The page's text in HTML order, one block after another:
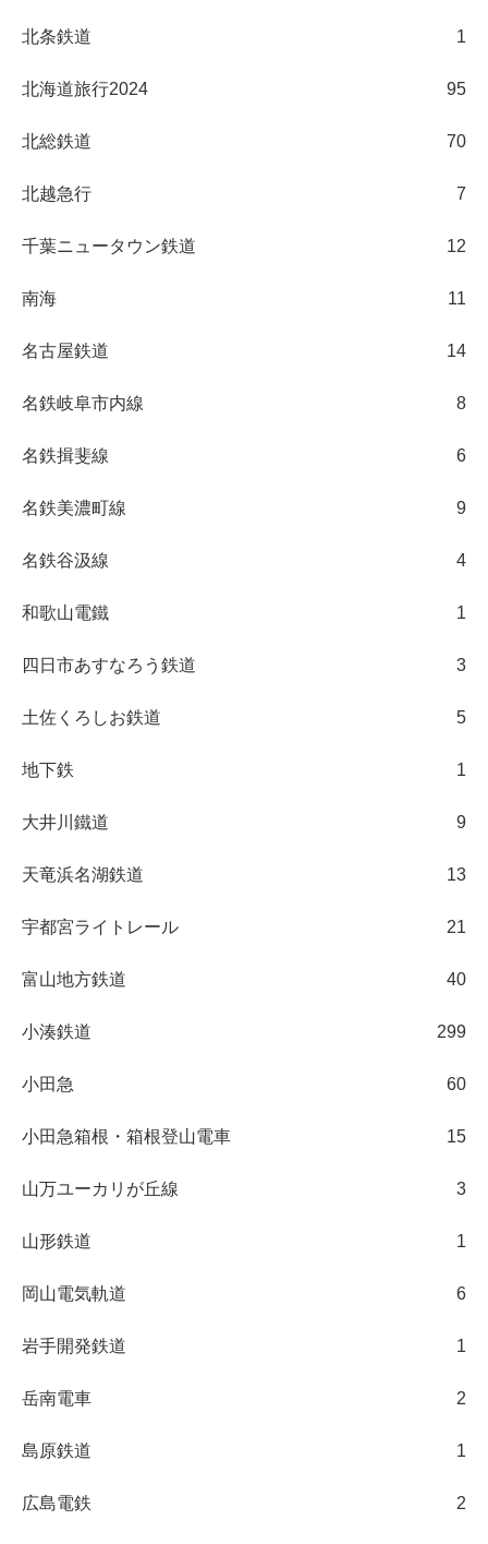
北条鉄道 1
北海道旅行2024 95
北総鉄道 70
北越急行 7
千葉ニュータウン鉄道 12
南海 11
名古屋鉄道 14
名鉄岐阜市内線 8
名鉄揖斐線 6
名鉄美濃町線 9
名鉄谷汲線 4
和歌山電鐵 1
四日市あすなろう鉄道 3
土佐くろしお鉄道 5
地下鉄 1
大井川鐵道 9
天竜浜名湖鉄道 13
宇都宮ライトレール 21
富山地方鉄道 40
小湊鉄道 299
小田急 60
小田急箱根・箱根登山電車 15
山万ユーカリが丘線 3
山形鉄道 1
岡山電気軌道 6
岩手開発鉄道 1
岳南電車 2
島原鉄道 1
広島電鉄 2